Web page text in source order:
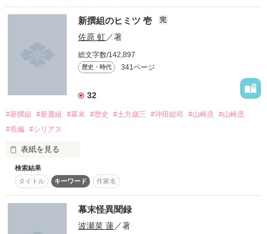
瑚春と冬眞
世界の再生の七日間と
それでも私は構わない
私がずっと忘れないから
終わりがないように
始まりがあるように
あなたはずっと
新撰組のヒミツ 壱 完
佐原 虹／著
総文字数/142,897
歴史・時代 341ページ
32
#新撰組 #新選組 #幕末 #歴史 #土方歳三 #沖田総司 #山崎烝
#山崎丞
#長編 #シリアス
表紙を見る
｢お前を守る｣と私を抱き締める貴方を
｢私が守る｣と心に決めた
守られるなんて、私のガラじゃない
貴方を守ることが私の存在価値なんだ
検索結果
タイトル
キーワード 作家名
幕末怪異聞録
波瀬菜 蓮／著